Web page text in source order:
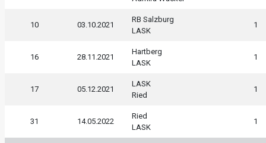
10 03.10.2021
RB Salzburg
LASK
1
16 28.11.2021
Hartberg
LASK
1
17 05.12.2021
LASK
Ried
1
31 14.05.2022
Ried
LASK
1